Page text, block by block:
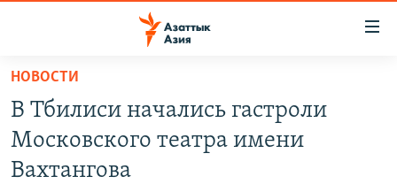
Вернуться
основному
содержанию
Вернутся
ЦЕНТРАЛЬНАЯ АЗИЯ
ВОЙНА В УКРАИНЕ
НОВОСТИ
В Тбилиси начались гастроли
Московского театра имени
Вахтангова